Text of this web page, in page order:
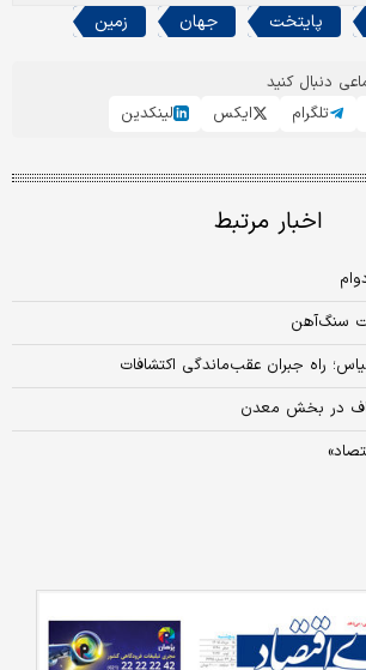
پایتخت جهان زمین
دنبال کنید
تلگرام ایکس لینکدین
اخبار مرتبط
راه جبران عقب‌ماندگی اکتشافات
در بخش معدن